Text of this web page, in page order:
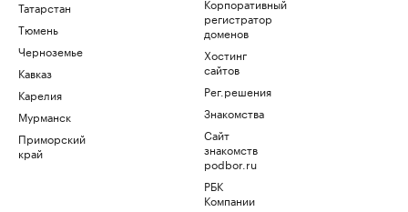
Татарстан
Тюмень
Черноземье
Кавказ
Карелия
Мурманск
Приморский
край
регистратор
доменов
Хостинг
сайтов
Рег.решения
Знакомства
Сайт
знакомств
podbor.ru
РБК
Компании